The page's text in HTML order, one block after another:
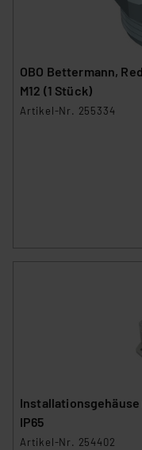
OBO Bettermann,
M12 (1 Stück)
Artikel-Nr. 255334
Installationsgehäuse
IP65
Artikel-Nr. 254402